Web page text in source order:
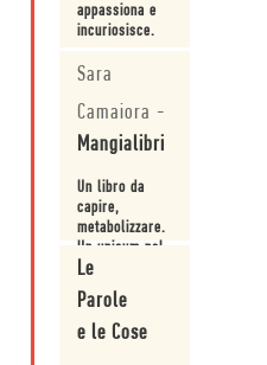
solida
preparazione
appassiona e
incuriosisce.
Sara
Camaiora -
Mangialibri
Un libro da
capire,
metabolizzare.
Un unicum nel
panorama
letterario
nostrano.
Le
Parole
e le Cose